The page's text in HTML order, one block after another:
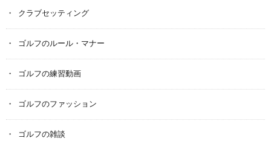
クラブセッティング
ゴルフのルール・マナー
ゴルフの練習動画
ゴルフのファッション
ゴルフの雑談